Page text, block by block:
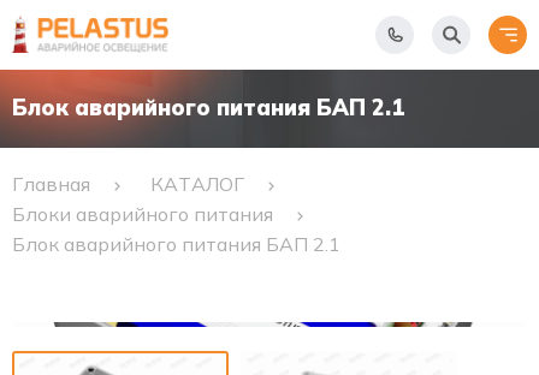
Блок аварийного питания БАП 2.1
Главная
КАТАЛОГ
Блоки аварийного питания
Блок аварийного питания БАП 2.1